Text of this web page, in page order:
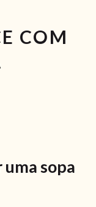
COM
sopa